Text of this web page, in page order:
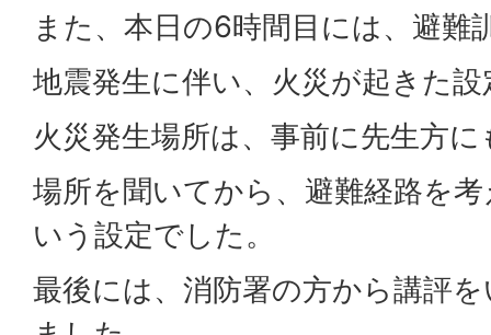
また、本日の6時間目には、避難
地震発生に伴い、火災が起きた
火災発生場所は、事前に先生方
場所を聞いてから、避難経路を
いう設定でした。
最後には、消防署の方から講評